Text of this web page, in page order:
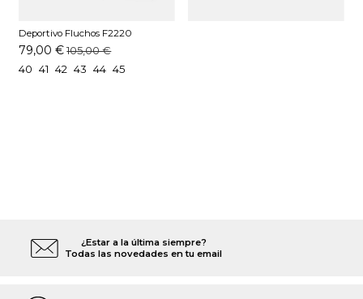
Deportivo Fluchos F2220
Marmota
79,00 € 105,00 €
40 41 42 43 44 45
¿Estar a la última siempre?
Todas las novedades en tu email